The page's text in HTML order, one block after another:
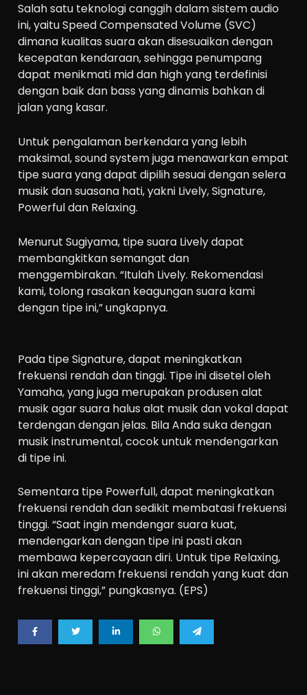
Salah satu teknologi canggih dalam sistem audio
ini, yaitu Speed Compensated Volume (SVC)
dimana kualitas suara akan disesuaikan dengan
kecepatan kendaraan, sehingga penumpang
dapat menikmati mid dan high yang terdefinisi
dengan baik dan bass yang dinamis bahkan di
jalan yang kasar.
Untuk pengalaman berkendara yang lebih
maksimal, sound system juga menawarkan empat
tipe suara yang dapat dipilih sesuai dengan selera
musik dan suasana hati, yakni Lively, Signature,
Powerful dan Relaxing.
Menurut Sugiyama, tipe suara Lively dapat
membangkitkan semangat dan
menggembirakan. “Itulah Lively. Rekomendasi
kami, tolong rasakan keagungan suara kami
dengan tipe ini,” ungkapnya.
Pada tipe Signature, dapat meningkatkan
frekuensi rendah dan tinggi. Tipe ini disetel oleh
Yamaha, yang juga merupakan produsen alat
musik agar suara halus alat musik dan vokal dapat
terdengan dengan jelas. Bila Anda suka dengan
musik instrumental, cocok untuk mendengarkan
di tipe ini.
Sementara tipe Powerfull, dapat meningkatkan
frekuensi rendah dan sedikit membatasi frekuensi
tinggi. “Saat ingin mendengar suara kuat,
mendengarkan dengan tipe ini pasti akan
membawa kepercayaan diri. Untuk tipe Relaxing,
ini akan meredam frekuensi rendah yang kuat dan
frekuensi tinggi,” pungkasnya. (EPS)